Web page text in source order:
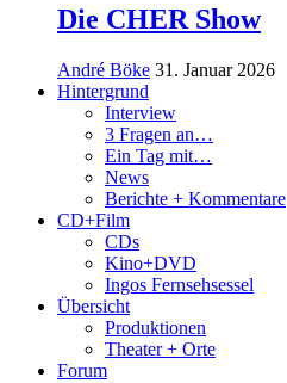
Die CHER Show
André Böke 31. Januar 2026
Hintergrund
Interview
3 Fragen an…
Ein Tag mit…
News
Berichte + Kommentare
CD+Film
CDs
Kino+DVD
Ingos Fernsehsessel
Übersicht
Produktionen
Theater + Orte
Forum